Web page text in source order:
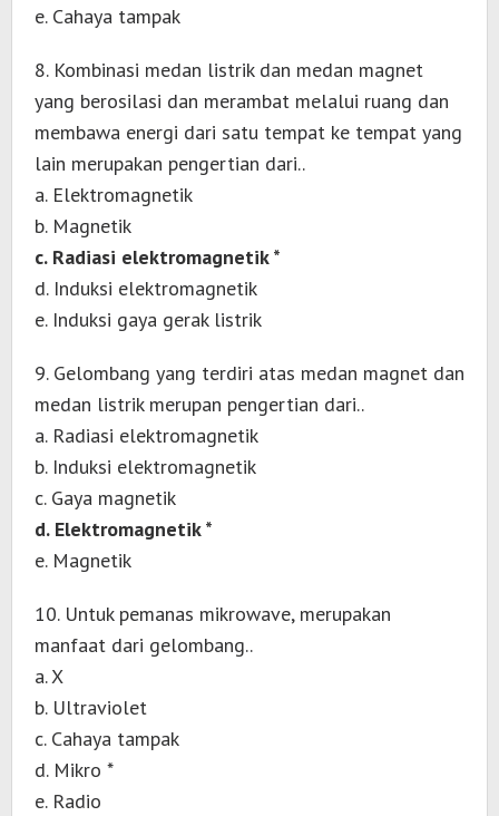
e. Cahaya tampak
8. Kombinasi medan listrik dan medan magnet
yang berosilasi dan merambat melalui ruang dan
membawa energi dari satu tempat ke tempat yang
lain merupakan pengertian dari..
a. Elektromagnetik
b. Magnetik
c. Radiasi elektromagnetik *
d. Induksi elektromagnetik
e. Induksi gaya gerak listrik
9. Gelombang yang terdiri atas medan magnet dan
medan listrik merupan pengertian dari..
a. Radiasi elektromagnetik
b. Induksi elektromagnetik
c. Gaya magnetik
d. Elektromagnetik *
e. Magnetik
10. Untuk pemanas mikrowave, merupakan
manfaat dari gelombang..
a. X
b. Ultraviolet
c. Cahaya tampak
d. Mikro *
e. Radio